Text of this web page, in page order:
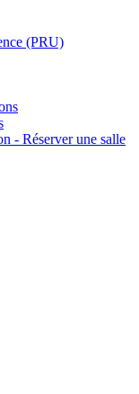
(PRU)
- Réserver une salle